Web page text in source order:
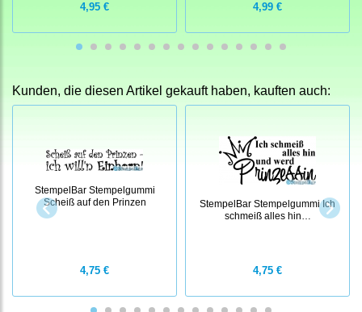
4,95 € 4,99 €
Kunden, die diesen Artikel gekauft haben, kauften auch:
StempelBar Stempelgummi
Scheiß auf den Prinzen
4,75 €
StempelBar Stempelgummi Ich
schmeiß alles hin…
4,75 €